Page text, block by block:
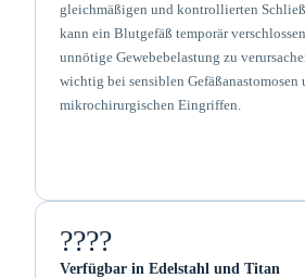
gleichmäßigen und kontrollierten
kann ein Blutgefäß temporär
unnötige Gewebebelastung zu
wichtig bei sensiblen Gefäßanastomosen
mikrochirurgischen Eingriffen.
????
Verfügbar in Edelstahl und Titan